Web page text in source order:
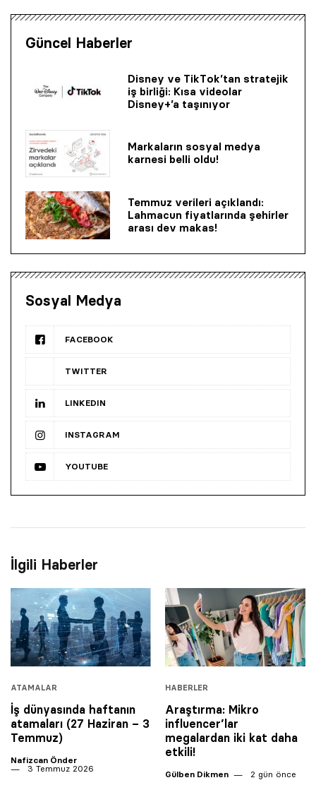
Güncel Haberler
Disney ve TikTok’tan stratejik
iş birliği: Kısa videolar
Disney+’a taşınıyor
Markaların sosyal medya
karnesi belli oldu!
Temmuz verileri açıklandı:
Lahmacun fiyatlarında şehirler
arası dev makas!
Sosyal Medya
FACEBOOK
TWITTER
LINKEDIN
INSTAGRAM
YOUTUBE
İlgili Haberler
ATAMALAR
İş dünyasında haftanın
atamaları (27 Haziran – 3
Temmuz)
Nafizcan Önder
3 Temmuz 2026
HABERLER
Araştırma: Mikro
influencer’lar
megalardan iki kat daha
etkili!
Gülben Dikmen 2 gün önce